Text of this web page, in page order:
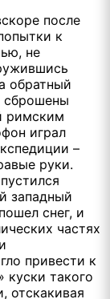
после
к
не
обратный
сброшены
римским
играл
–
руки.
западный
снег, и
частях
привести к
куски такого
отскакивая